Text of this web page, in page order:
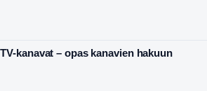
kanavat – opas kanavien hakuun